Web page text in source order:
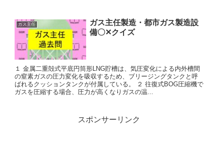
ガス主任
ガス主任製造・都市ガス製造設
備〇✕クイズ
１ 金属二重殻式平底円筒形LNG貯槽は、気圧変化による内外槽間
の窒素ガスの圧力変化を吸収するため、ブリージングタンクと呼
ばれるクッションタンクが付属している。 ２ 往復式BOG圧縮機で
ガスを圧縮する場合、圧力が高くなりガスの温...
スポンサーリンク